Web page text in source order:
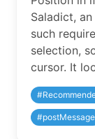
Saladict,
such
selection,
cursor. It
#
#postMessage